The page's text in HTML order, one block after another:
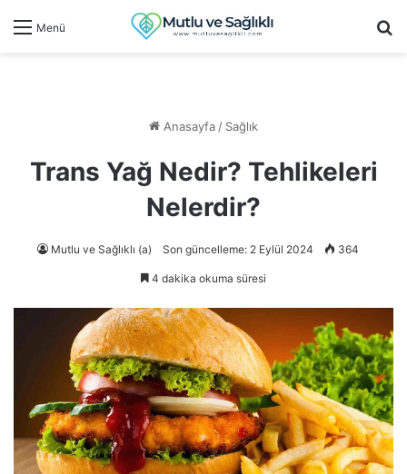
Menü
Anasayfa/ Sağlık
Trans Yağ Nedir? Tehlikeleri
Nelerdir?
Mutlu ve Sağlıklı (a) Son güncelleme: 2 Eylül 2024 364
4 dakika okuma süresi